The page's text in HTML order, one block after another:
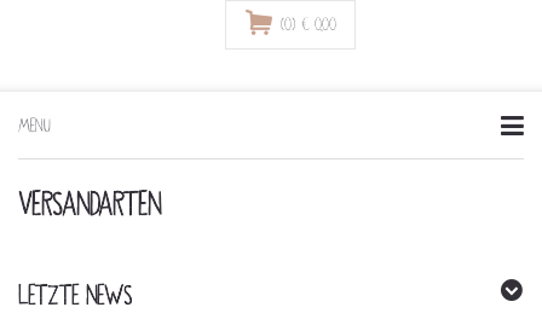
(0) € 0,00
MENU
to
VERSANDARTEN
LETZTE NEWS